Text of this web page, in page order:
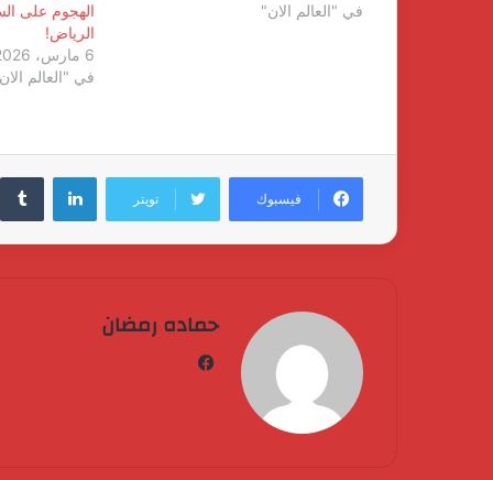
في "العالم الان"
الهجوم على
الرياض!
6 مارس، 2026
في "العالم
فيسبوك تويتر
لينكدإن
حماده رمضان